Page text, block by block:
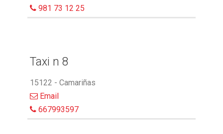
981 73 12 25
Taxi n 8
15122 - Camariñas
Email
667993597